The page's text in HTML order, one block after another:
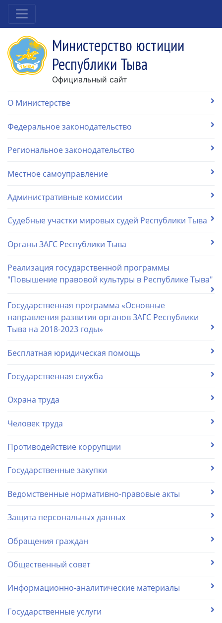
Министерство юстиции
Республики Тыва
Официальный сайт
О Министерстве
Федеральное законодательство
Региональное законодательство
Местное самоуправление
Административные комиссии
Судебные участки мировых судей Республики Тыва
Органы ЗАГС Республики Тыва
Реализация государственной программы
"Повышение правовой культуры в Республике Тыва"
Государственная программа «Основные
направления развития органов ЗАГС Республики
Тыва на 2018-2023 годы»
Бесплатная юридическая помощь
Государственная служба
Охрана труда
Человек труда
Противодействие коррупции
Государственные закупки
Ведомственные нормативно-правовые акты
Защита персональных данных
Обращения граждан
Общественный совет
Информационно-аналитические материалы
Государственные услуги